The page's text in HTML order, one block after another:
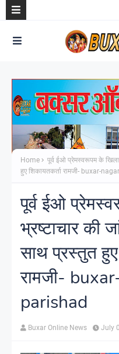
Home
पूर्व ईओ प्रेमस्वरूपम के
हुए शिकायतकर्ता रामजी- buxar-
पूर्व ईओ
भ्रष्टाचार की
साथ प्रस्तुत
रामजी-
parishad
Buxar Online News July